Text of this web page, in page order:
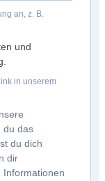
an, z. B.
und
in unserem
du das
du dich
dir
Informationen